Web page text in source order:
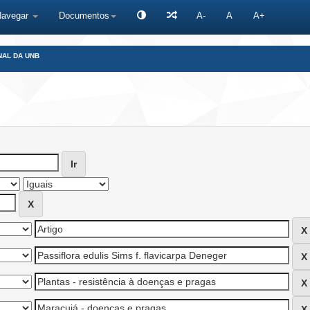
Documentos A- A A+
DA UNB